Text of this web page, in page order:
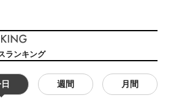
ランキング
週間 月間